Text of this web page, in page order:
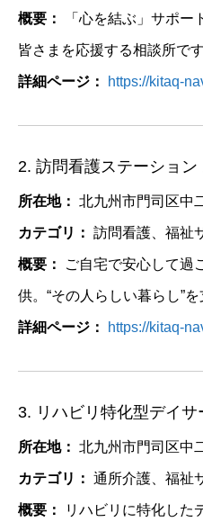
概要： 「心を結ぶ」サポー
皆さまを応援する相談所です
詳細ページ： https://kitaq-
2. 訪問看護ステーション
所在地： 北九州市門司区中
カテゴリ： 訪問看護、福祉
概要： ご自宅で安心して過
供。“その人らしい暮らし”
詳細ページ： https://kitaq-
3. リハビリ特化型デイサ
所在地： 北九州市門司区中
カテゴリ： 通所介護、福祉
概要： リハビリに特化した